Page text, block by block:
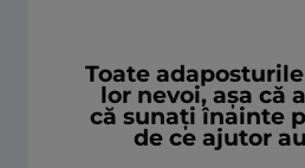
Toate
lor nevoi, așa că
că sunați înainte
de ce ajutor